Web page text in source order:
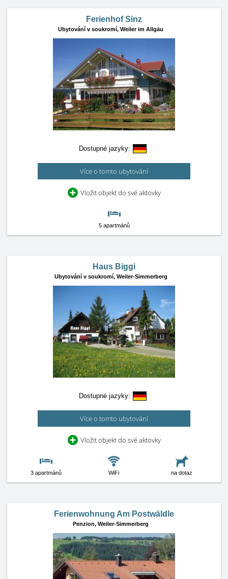
Ferienhof Sinz
Ubytování v soukromí, Weiler im Allgäu
Dostupné jazyky:
Více o tomto ubytování
Vložit objekt do své aktovky
5 apartmánů
Haus Biggi
Ubytování v soukromí, Weiler-Simmerberg
Dostupné jazyky:
Více o tomto ubytování
Vložit objekt do své aktovky
3 apartmánů WiFi na dotaz
Ferienwohnung Am Postwäldle
Penzion, Weiler-Simmerberg